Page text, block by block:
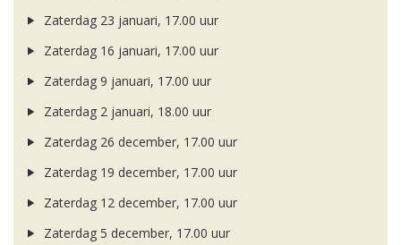
Zaterdag 23 januari, 17.00 uur
Zaterdag 16 januari, 17.00 uur
Zaterdag 9 januari, 17.00 uur
Zaterdag 2 januari, 18.00 uur
Zaterdag 26 december, 17.00 uur
Zaterdag 19 december, 17.00 uur
Zaterdag 12 december, 17.00 uur
Zaterdag 5 december, 17.00 uur